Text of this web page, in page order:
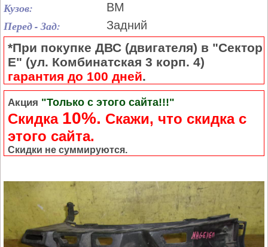
Кузов: BM
Перед - Зад: Задний
*При покупке ДВС (двигателя) в "Сектор
Е" (ул. Комбинатская 3 корп. 4)
гарантия до 100 дней.
Акция "Только с этого сайта!!!"
Скидка 10%. Cкажи, что скидка с
этого сайта.
Скидки не суммируются.